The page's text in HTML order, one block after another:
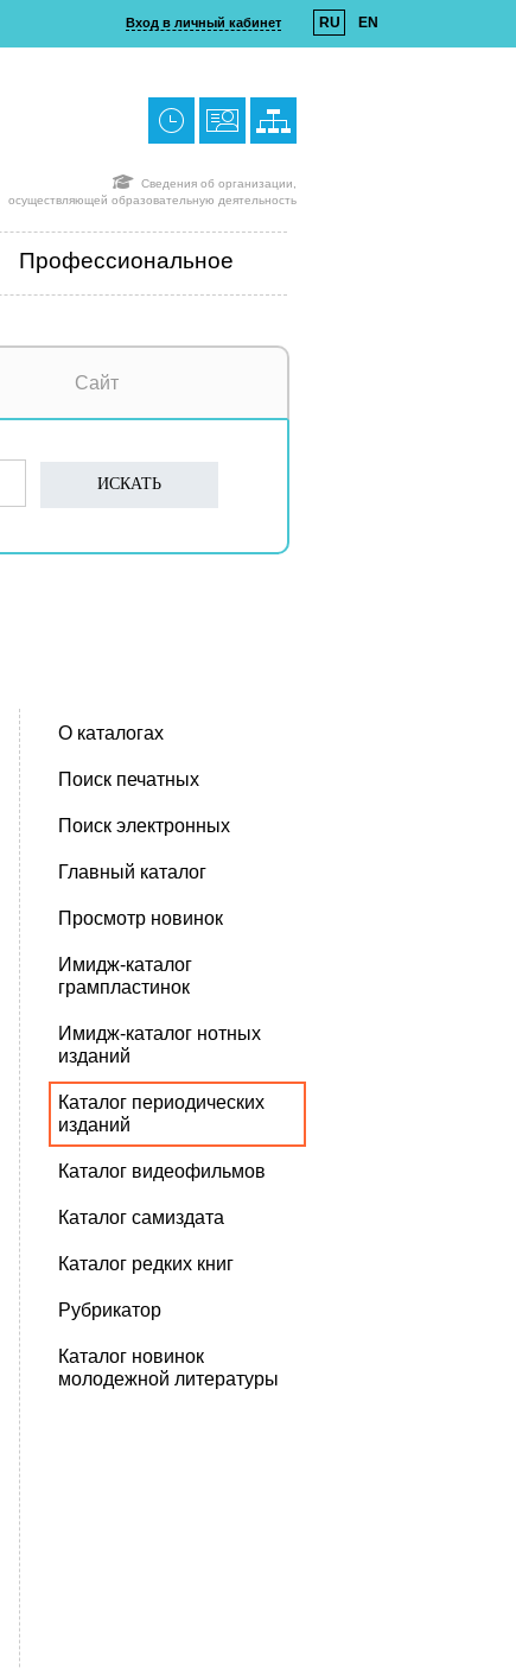
Вход в личный кабинет RU EN
Сведения об организации,
осуществляющей образовательную деятельность
Профессиональное
Сайт
О каталогах
Поиск печатных
Поиск электронных
Главный каталог
Просмотр новинок
Имидж-каталог
грампластинок
Имидж-каталог нотных
изданий
Каталог периодических
изданий
Каталог видеофильмов
Каталог самиздата
Каталог редких книг
Рубрикатор
Каталог новинок
молодежной литературы